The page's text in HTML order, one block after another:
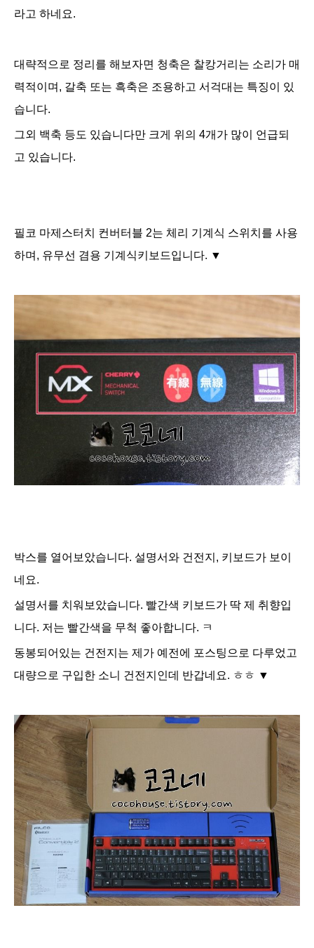
라고 하네요.
대략적으로 정리를 해보자면 청축은 찰캉거리는 소리가 매
력적이며, 갈축 또는 흑축은 조용하고 서걱대는 특징이 있
습니다.
그외 백축 등도 있습니다만 크게 위의 4개가 많이 언급되
고 있습니다.
필코 마제스터치 컨버터블 2는 체리 기계식 스위치를 사용
하며, 유무선 겸용 기계식키보드입니다. ▼
박스를 열어보았습니다. 설명서와 건전지, 키보드가 보이
네요.
설명서를 치워보았습니다. 빨간색 키보드가 딱 제 취향입
니다. 저는 빨간색을 무척 좋아합니다. ㅋ
동봉되어있는 건전지는 제가 예전에 포스팅으로 다루었고
대량으로 구입한 소니 건전지인데 반갑네요. ㅎㅎ ▼